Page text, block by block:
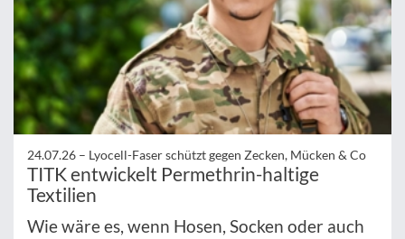
24.07.26 – Lyocell-Faser schützt gegen Zecken, Mücken & Co
TITK entwickelt Permethrin-haltige
Textilien
Wie wäre es, wenn Hosen, Socken oder auch